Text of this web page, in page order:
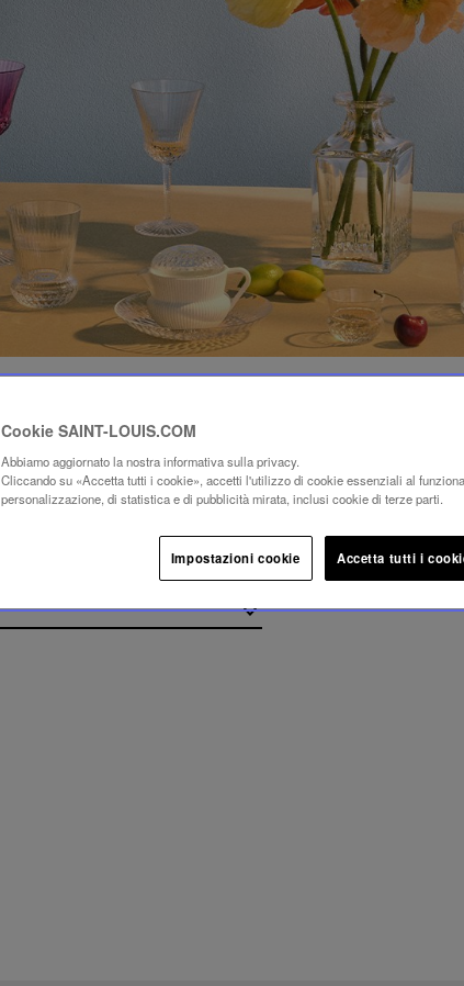
Cookie SAINT-LOUIS.COM
Abbiamo aggiornato la nostra informativa sulla privacy.
Cliccando su «Accetta tutti i cookie», accetti l'utilizzo di cookie essenziali al
personalizzazione, di statistica e di pubblicità mirata, inclusi cookie di terze parti.
Impostazioni cookie Accetta tutti i